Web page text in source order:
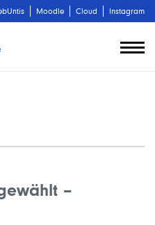
Moodle Cloud Instagram
–